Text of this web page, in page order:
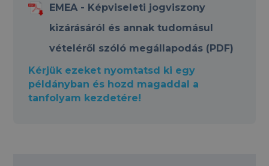
EMEA - Képviseleti jogviszony
kizárásáról és annak tudomásul
vételéről szóló megállapodás (PDF)
Kérjük ezeket nyomtatsd ki egy
példányban és hozd magaddal a
tanfolyam kezdetére!